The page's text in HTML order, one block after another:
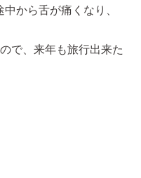
中から舌が痛くなり、
で、来年も旅行出来た